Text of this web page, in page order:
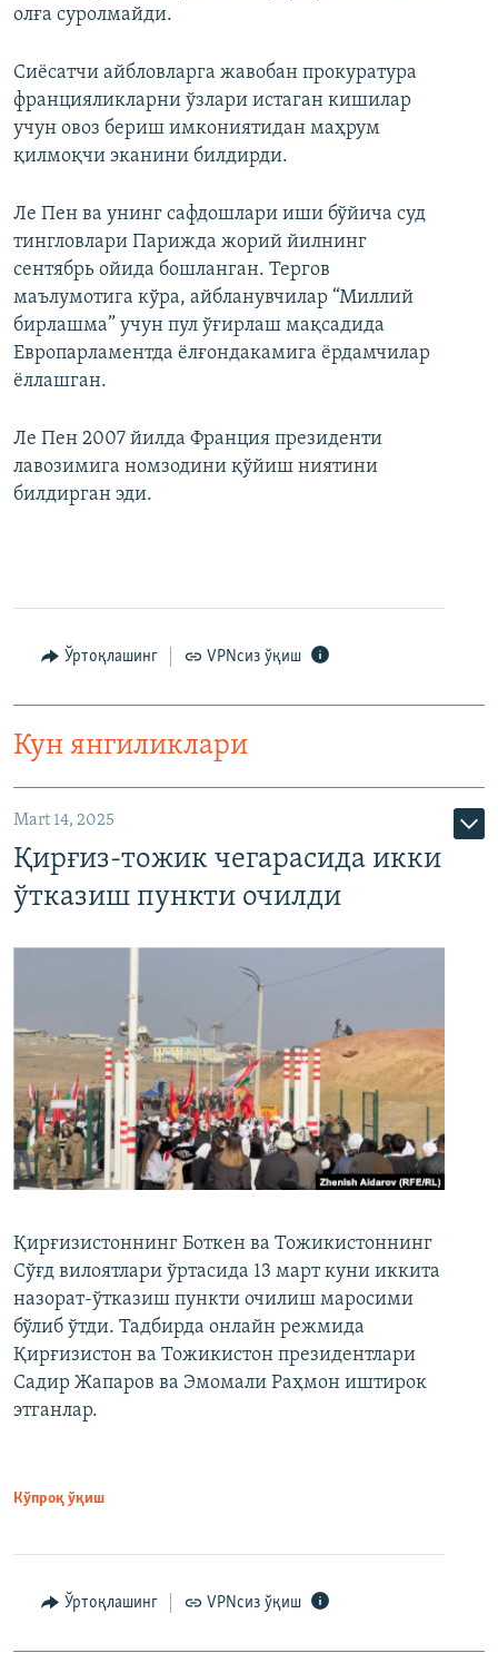
олға суролмайди.
Сиёсатчи айбловларга жавобан прокуратура
францияликларни ўзлари истаган кишилар
учун овоз бериш имкониятидан маҳрум
қилмоқчи эканини билдирди.
Ле Пен ва унинг сафдошлари иши бўйича суд
тингловлари Парижда жорий йилнинг
сентябрь ойида бошланган. Тергов
маълумотига кўра, айбланувчилар “Миллий
бирлашма” учун пул ўғирлаш мақсадида
Европарламентда ёлғондакамига ёрдамчилар
ёллашган.
Ле Пен 2007 йилда Франция президенти
лавозимига номзодини қўйиш ниятини
билдирган эди.
Ўртоқлашинг VPNсиз ўқиш
Кун янгиликлари
Mart 14, 2025
Қирғиз-тожик чегарасида икки
ўтказиш пункти очилди
Қирғизистоннинг Боткен ва Тожикистоннинг
Сўғд вилоятлари ўртасида 13 март куни иккита
назорат-ўтказиш пункти очилиш маросими
бўлиб ўтди. Тадбирда онлайн режмида
Қирғизистон ва Тожикистон президентлари
Садир Жапаров ва Эмомали Раҳмон иштирок
этганлар.
Кўпроқ ўқиш
Ўртоқлашинг VPNсиз ўқиш